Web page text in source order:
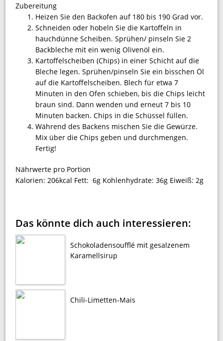
Zubereitung
Heizen Sie den Backofen auf 180 bis 190 Grad vor.
Schneiden oder hobeln Sie die Kartoffeln in
hauchdünne Scheiben. Sprühen/ pinseln Sie 2
Backbleche mit ein wenig Olivenöl ein.
Kartoffelscheiben (Chips) in einer Schicht auf die
Bleche legen. Sprühen/pinseln Sie ein bisschen Öl
auf die Kartoffelscheiben. Blech für etwa 7
Minuten in den Ofen schieben, bis die Chips leicht
braun sind. Dann wenden und erneut 7 bis 10
Minuten backen. Chips in die Schüssel füllen.
Während des Backens mischen Sie die Gewürze.
Mix über die Chips geben und durchmengen.
Fertig!
Nährwerte pro Portion
Kalorien: 206kcal Fett: 6g Kohlenhydrate:36g Eiweiß: 2g
Das könnte dich auch interessieren:
Schokoladensoufflé mit gesalzenem
Karamellsirup
Chili-Limetten-Mais